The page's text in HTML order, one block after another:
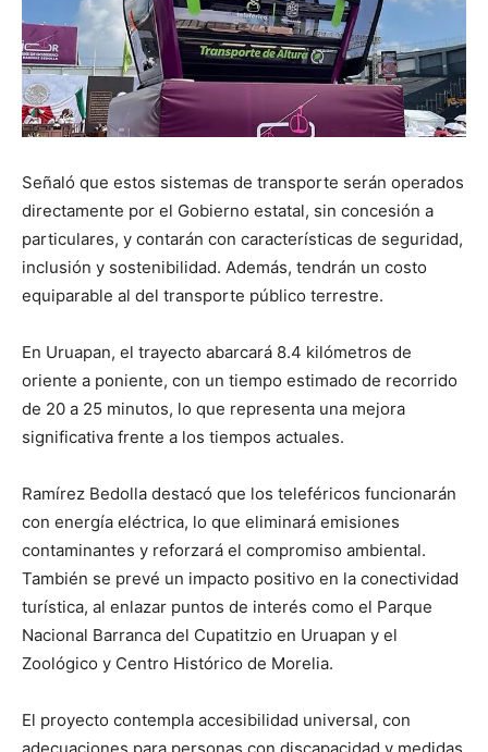
Señaló que estos sistemas de transporte serán operados
directamente por el Gobierno estatal, sin concesión a
particulares, y contarán con características de seguridad,
inclusión y sostenibilidad. Además, tendrán un costo
equiparable al del transporte público terrestre.
En Uruapan, el trayecto abarcará 8.4 kilómetros de
oriente a poniente, con un tiempo estimado de recorrido
de 20 a 25 minutos, lo que representa una mejora
significativa frente a los tiempos actuales.
Ramírez Bedolla destacó que los teleféricos funcionarán
con energía eléctrica, lo que eliminará emisiones
contaminantes y reforzará el compromiso ambiental.
También se prevé un impacto positivo en la conectividad
turística, al enlazar puntos de interés como el Parque
Nacional Barranca del Cupatitzio en Uruapan y el
Zoológico y Centro Histórico de Morelia.
El proyecto contempla accesibilidad universal, con
adecuaciones para personas con discapacidad y medidas